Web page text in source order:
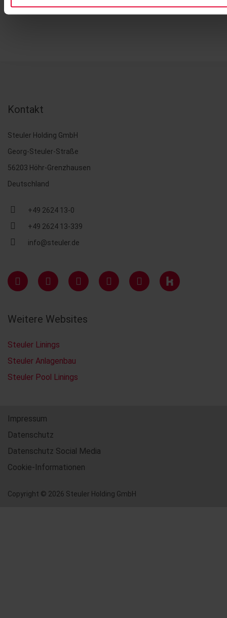
Kontakt
Steuler Holding GmbH
Georg-Steuler-Straße
56203 Höhr-Grenzhausen
Deutschland
+49 2624 13-0
+49 2624 13-339
info@steuler.de
Weitere Websites
Steuler Linings
Steuler Anlagenbau
Steuler Pool Linings
Impressum
Datenschutz
Datenschutz Social Media
Cookie-Informationen
Copyright © 2026 Steuler Holding GmbH